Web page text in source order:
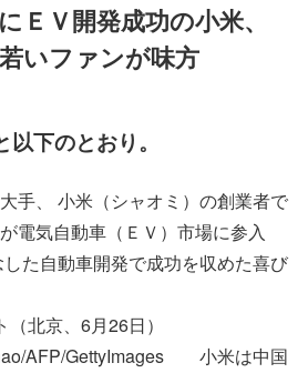
ＥＶ開発成功の小米、
いファンが味方
下のとおり。
手、 小米（シャオミ）の創業者で
電気自動車（ＥＶ）市場に参入
た自動車開発で成功を収めた喜び
（北京、6月26日）
AFP/GettyImages 小米は中国